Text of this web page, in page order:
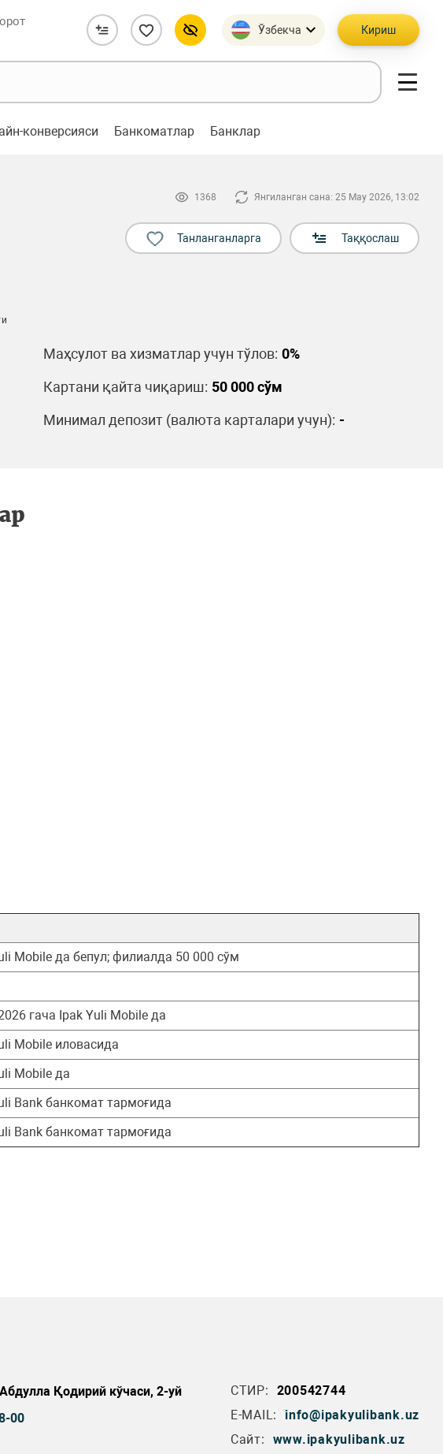
Ўзбекча Кириш
конверсияси Банкоматлар Банклар
1368 Янгиланган сана: 25 May 2026, 13:02
Танланганларга Таққослаш
Маҳсулот ва хизматлар учун тўлов: 0%
Картани қайта чиқариш: 50 000 сўм
Минимал депозит (валюта карталари учун): -
Mobile да бепул; филиалда 50 000 сўм
гача Ipak Yuli Mobile да
Mobile иловасида
Mobile да
Bank банкомат тармоғида
Bank банкомат тармоғида
Қодирий кўчаси, 2-уй
00
СТИР:
200542744
E-MAIL:
info@ipakyulibank.uz
Сайт:
www.ipakyulibank.uz